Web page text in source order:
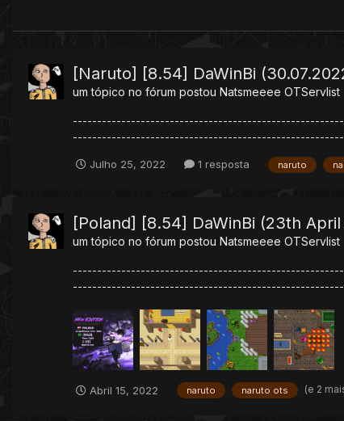
[Naruto] [8.54] DaWinBi
um tópico no fórum postou Natsmeeee OTServlist
Julho 25, 2022 1 resposta naruto
[Poland] [8.54] DaWinBi (23th
um tópico no fórum postou Natsmeeee OTServlist
Abril 15, 2022 naruto naruto ots (e 2